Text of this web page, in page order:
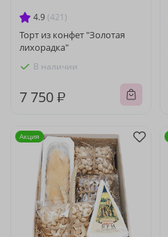
4.9 (421)
Торт из конфет "Золотая
лихорадка"
В наличии
7 750 ₽
Акция